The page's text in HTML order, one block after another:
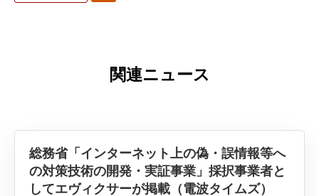
関連ニュース
総務省「インターネット上の偽・誤情報等へ
の対策技術の開発・実証事業」採択事業者と
してエヴィクサーが掲載（電波タイムズ）